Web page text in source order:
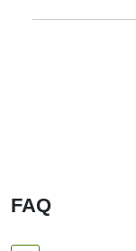
価格が次に
に、短期と長
FAQ